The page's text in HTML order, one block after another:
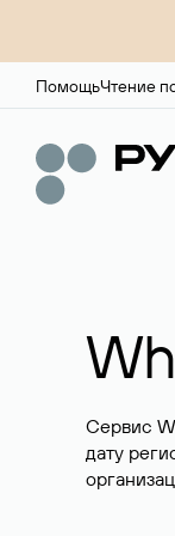
ПомощьЧтение
Сервис
дату